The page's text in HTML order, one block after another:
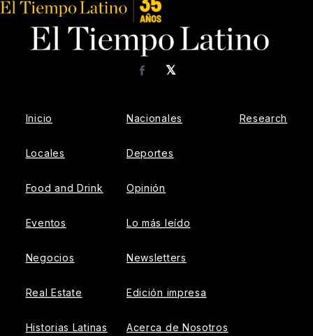
𝕏
Facebook
Inicio
Locales
Food and Drink
Eventos
Negocios
Real Estate
Historias Latinas
Nacionales
Deportes
Opinión
Lo más leído
Newsletters
Edición impresa
Acerca de Nosotros
Research